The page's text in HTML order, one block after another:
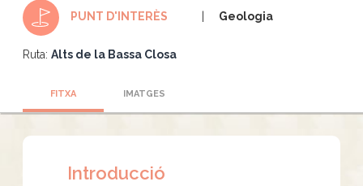
PUNT D'INTERÈS Geologia
Ruta: Alts de la Bassa Closa
FITXA IMATGES
Introducció